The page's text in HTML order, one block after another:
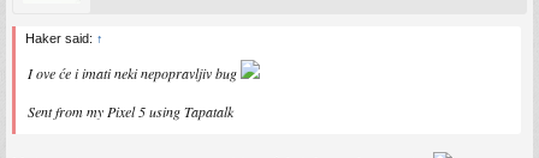
Haker said: ↑
I ove će i imati neki nepopravljiv bug
Sent from my Pixel 5 using Tapatalk